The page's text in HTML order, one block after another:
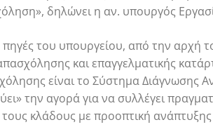
δηλώνει η αν. υπουργός
του υπουργείου, από την αρχή
και επαγγελματικής
είναι το Σύστημα Διάγνωσης
την αγορά για να συλλέγει
τους κλάδους με προοπτική